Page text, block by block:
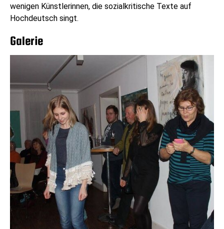
wenigen Künstlerinnen, die sozialkritische Texte auf
Hochdeutsch singt.
Galerie